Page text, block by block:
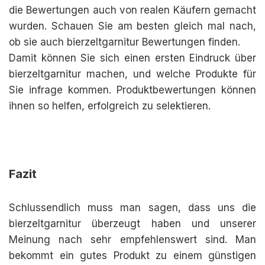
die Bewertungen auch von realen Käufern gemacht
wurden. Schauen Sie am besten gleich mal nach,
ob sie auch bierzeltgarnitur Bewertungen finden.
Damit können Sie sich einen ersten Eindruck über
bierzeltgarnitur machen, und welche Produkte für
Sie infrage kommen. Produktbewertungen können
ihnen so helfen, erfolgreich zu selektieren.
Fazit
Schlussendlich muss man sagen, dass uns die
bierzeltgarnitur überzeugt haben und unserer
Meinung nach sehr empfehlenswert sind. Man
bekommt ein gutes Produkt zu einem günstigen